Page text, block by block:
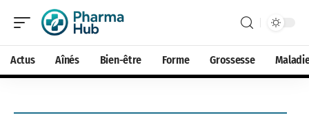
Actus Aînés Bien-être Forme Grossesse